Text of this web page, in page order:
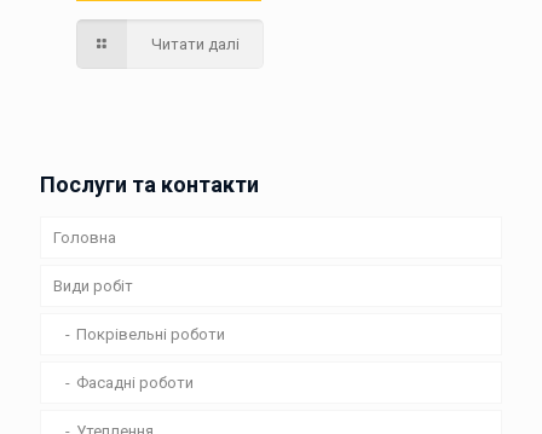
Читати далі
Послуги та контакти
Головна
Види робіт
Покрівельні роботи
Фасадні роботи